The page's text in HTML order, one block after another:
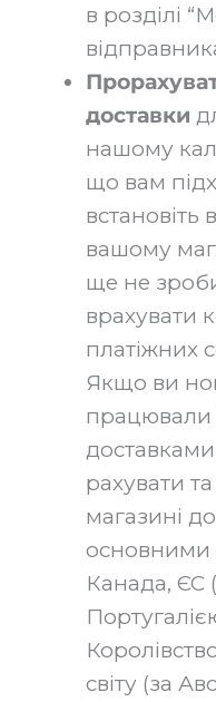
в розділі
доставки
нашому
що вам
встановіть
вашому
ще не
врахувати
платіжних
Якщо ви
працювали
рахувати
магазині
Канада, ЄС
світу (за